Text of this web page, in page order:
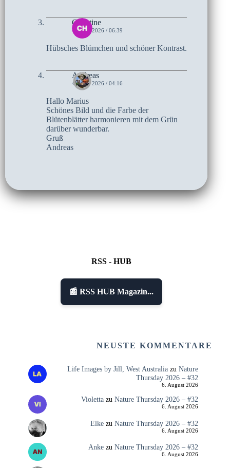
Christine
4. JUNI 2026 / 06:39
Hübsches Blümchen und schöner Kontrast.
Andreas
4. JUNI 2026 / 04:16
Hallo Marius
Schönes Bild und die Farbe der
Blütenblätter harmonieren mit dem Grün
darüber wunderbar.
Gruß
Andreas
RSS - HUB
📰 RSS HUB Magazin...
NEUSTE KOMMENTARE
Life Images by Jill, West Australiazu Nature
Thursday 2026 – #32
6. August 2026
Violettazu Nature Thursday 2026 – #32
6. August 2026
Elkezu Nature Thursday 2026 – #32
6. August 2026
Ankezu Nature Thursday 2026 – #32
6. August 2026